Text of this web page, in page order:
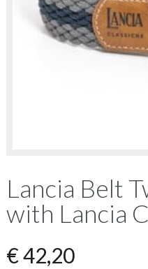
Lancia Belt
with Lancia
€42,20